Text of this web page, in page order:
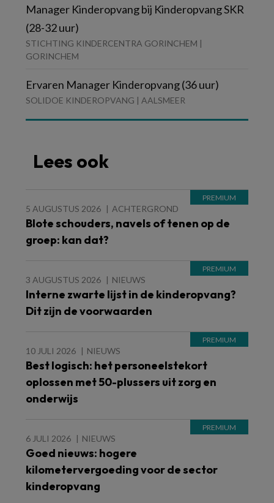
Manager Kinderopvang bij Kinderopvang SKR
(28-32 uur)
STICHTING KINDERCENTRA GORINCHEM |
GORINCHEM
Ervaren Manager Kinderopvang (36 uur)
SOLIDOE KINDEROPVANG | AALSMEER
Lees ook
5 AUGUSTUS 2026 ACHTERGROND
Blote schouders, navels of tenen op de
groep: kan dat?
3 AUGUSTUS 2026 NIEUWS
Interne zwarte lijst in de kinderopvang?
Dit zijn de voorwaarden
10 JULI 2026 NIEUWS
Best logisch: het personeelstekort
oplossen met 50-plussers uit zorg en
onderwijs
6 JULI 2026 NIEUWS
Goed nieuws: hogere
kilometervergoeding voor de sector
kinderopvang